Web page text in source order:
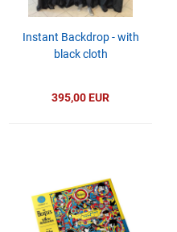
Instant Backdrop - with
black cloth
395,00 EUR